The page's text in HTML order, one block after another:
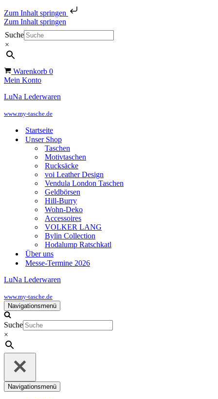
Zum Inhalt springen
Zum Inhalt springen
Suche
×
Warenkorb 0
Mein Konto
LuNa Lederwaren
www.my-tasche.de
Startseite
Unser Shop
Taschen
Motivtaschen
Rucksäcke
voi Leather Design
Vendula London Taschen
Geldbörsen
Hill-Burry
Wohn-Deko
Accessoires
VOLKER LANG
Bylin Collection
Hodalump Ratschkatl
Über uns
Messe-Termine 2026
LuNa Lederwaren
www.my-tasche.de
Navigationsmenü
Suche
×
Navigationsmenü